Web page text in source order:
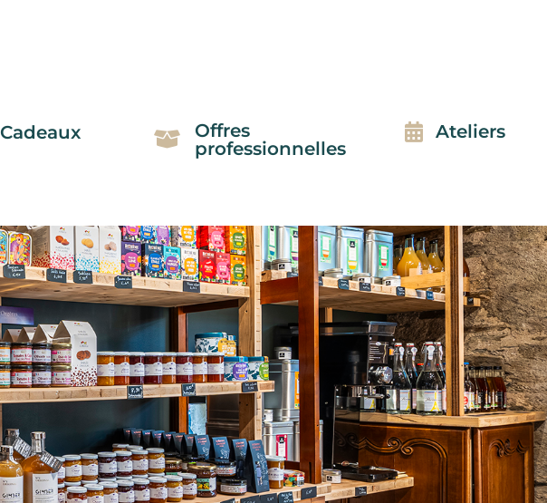
Cadeaux
Offres
professionnelles
Ateliers